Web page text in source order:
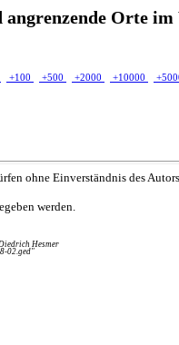
Orte
+100 +500 +2000 +10000
ohne Einverständnis des Autors
werden.
Hesmer
02.ged"